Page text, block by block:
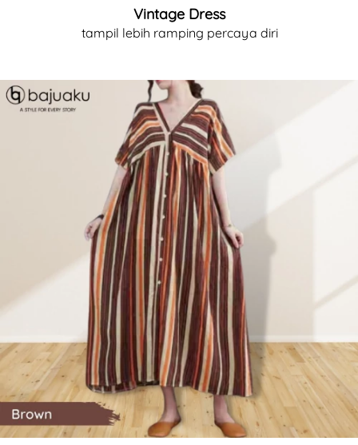
Vintage Dress
tampil lebih ramping percaya diri